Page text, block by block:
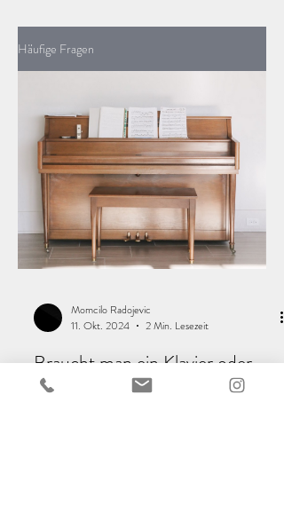
Häufige Fragen
Momcilo Radojevic
11. Okt. 2024
2 Min. Lesezeit
Braucht man ein Klavier oder
reicht es auch mit dem E-piano